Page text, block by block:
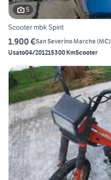
5
Scooter mbk Spirit
1.900 €San Severino Marche(MC)
Usato04/201215300 KmScooter